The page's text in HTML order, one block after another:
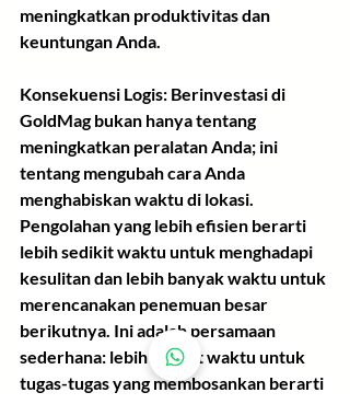
meningkatkan produktivitas dan
keuntungan Anda.
Konsekuensi Logis: Berinvestasi di
GoldMag bukan hanya tentang
meningkatkan peralatan Anda; ini
tentang mengubah cara Anda
menghabiskan waktu di lokasi.
Pengolahan yang lebih efisien berarti
lebih sedikit waktu untuk menghadapi
kesulitan dan lebih banyak waktu untuk
merencanakan penemuan besar
berikutnya. Ini adalah persamaan
sederhana: lebih sedikit waktu untuk
tugas-tugas yang membosankan berarti